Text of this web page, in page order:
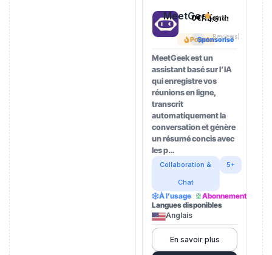
MeetGeek
Popular
Sponsorisé
0€/month
4.5(202
Reviews)
MeetGeek est un
assistant basé sur l’IA
qui enregistre vos
réunions en ligne,
transcrit
automatiquement la
conversation et génère
un résumé concis avec
les p…
Collaboration &
Chat
5+
À l’usage
Abonnement
Langues disponibles
Anglais
En savoir plus